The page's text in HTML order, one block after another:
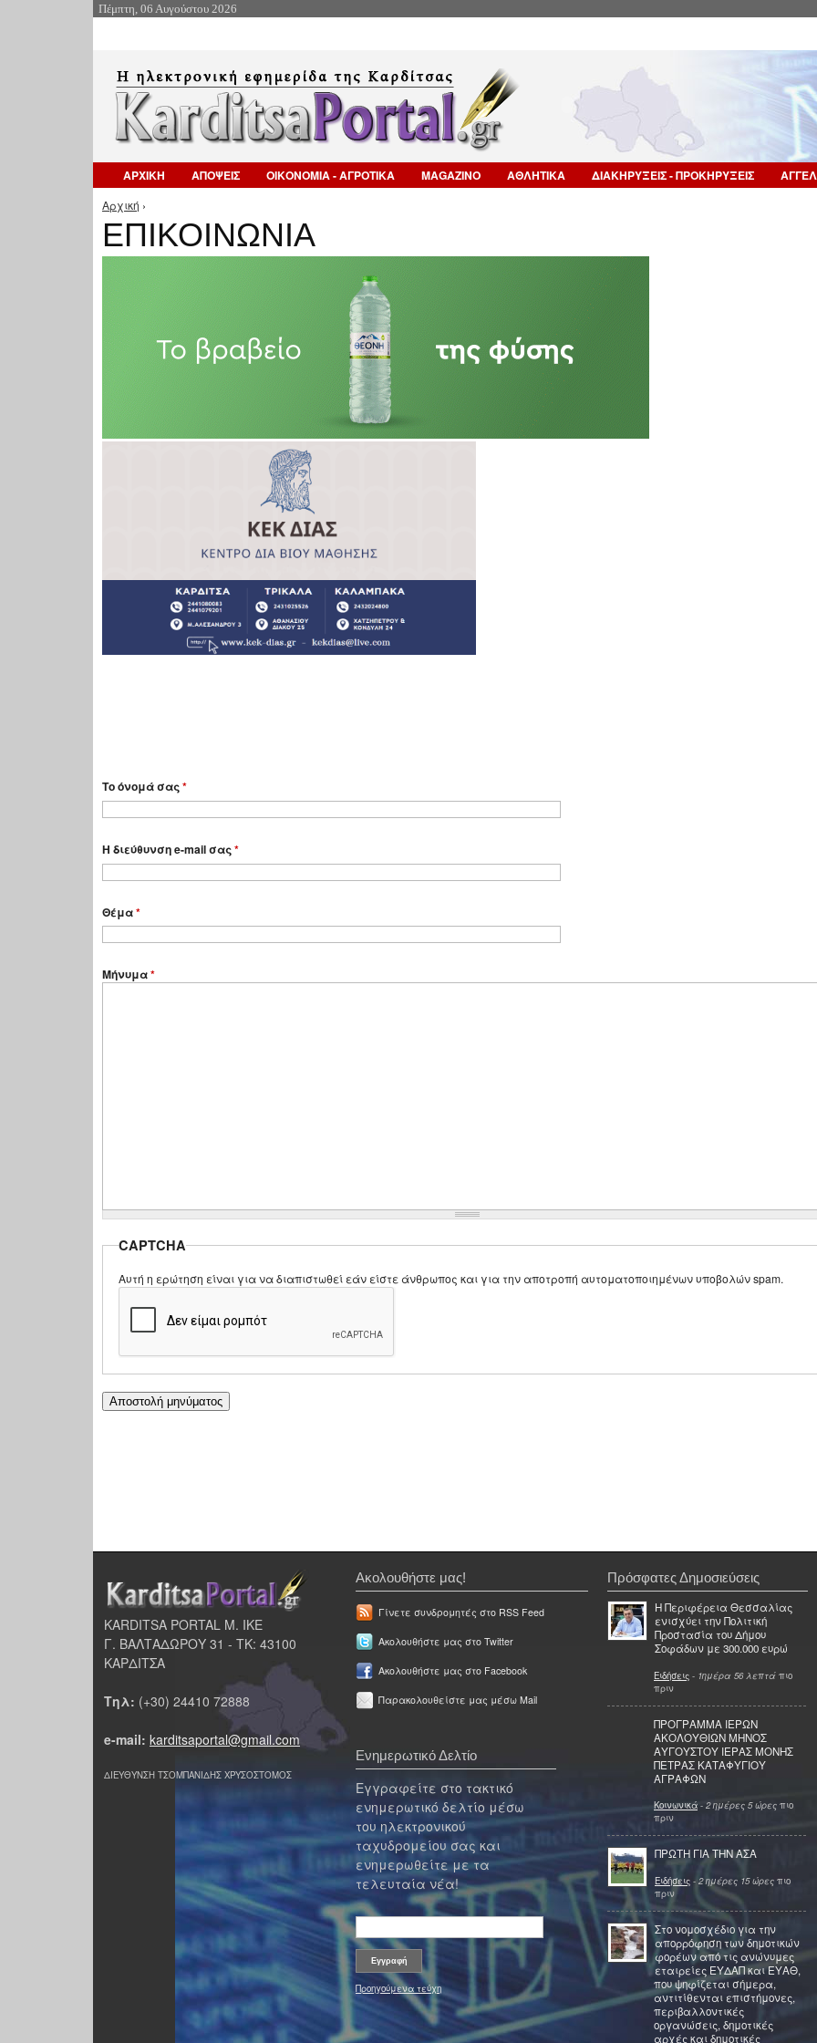
Πέμπτη, 06 Αυγούστου 2026
ΑΡΧΙΚΗ ΑΠΟΨΕΙΣ ΟΙΚΟΝΟΜΙΑ - ΑΓΡΟΤΙΚΑ MAGAZINO ΑΘΛΗΤΙΚΑ ΔΙΑΚΗΡΥΞΕΙΣ - ΠΡΟΚΗΡΥΞΕΙΣ
Είστε εδώ
Αρχική ›
ΕΠΙΚΟΙΝΩΝΙΑ
Το όνομά σας*
Η διεύθυνση e-mail σας*
Θέμα*
Μήνυμα*
CAPTCHA
Αυτή η ερώτηση είναι για να διαπιστωθεί εάν είστε άνθρωπος και για την αποτροπή αυτοματοποιημένων υποβολών spam.
KARDITSA PORTAL Μ. ΙΚΕ
Γ. ΒΑΛΤΑΔΩΡΟΥ 31 - ΤΚ: 43100
ΚΑΡΔΙΤΣΑ
Τηλ: (+30) 24410 72888
e-mail: karditsaportal@gmail.com
ΔΙΕΥΘΥΝΣΗ ΤΣΟΜΠΑΝΙΔΗΣ ΧΡΥΣΟΣΤΟΜΟΣ
Ακολουθήστε μας!
Γίνετε συνδρομητές στο RSS Feed
Ακολουθήστε μας στο Twitter
Ακολουθήστε μας στο Facebook
Παρακολουθείστε μας μέσω Mail
Ενημερωτικό Δελτίο
Εγγραφείτε στο τακτικό
ενημερωτικό δελτίο μέσω
του ηλεκτρονικού
ταχυδρομείου σας και
ενημερωθείτε με τα
τελευταία νέα!
Προηγούμενα τεύχη
Πρόσφατες Δημοσιεύσεις
Η Περιφέρεια Θεσσαλίας
ενισχύει την Πολιτική
Προστασία του Δήμου
Σοφάδων με 300.000 ευρώ
Ειδήσεις - 1ημέρα 56 λεπτά πιο
πριν
ΠΡΟΓΡΑΜΜΑ ΙΕΡΩΝ
ΑΚΟΛΟΥΘΙΩΝ ΜΗΝΟΣ
ΑΥΓΟΥΣΤΟΥ ΙΕΡΑΣ ΜΟΝΗΣ
ΠΕΤΡΑΣ ΚΑΤΑΦΥΓΙΟΥ
ΑΓΡΑΦΩΝ
Κοινωνικά - 2 ημέρες 5 ώρες πιο
πριν
ΠΡΩΤΗ ΓΙΑ ΤΗΝ ΑΣΑ
Ειδήσεις - 2 ημέρες 15 ώρες πιο
πριν
Στο νομοσχέδιο για την
απορρόφηση των δημοτικών
φορέων από τις ανώνυμες
εταιρείες ΕΥΔΑΠ και ΕΥΑΘ,
που ψηφίζεται σήμερα,
αντιτίθενται επιστήμονες,
περιβαλλοντικές
οργανώσεις, δημοτικές
αρχές και δημοτικές